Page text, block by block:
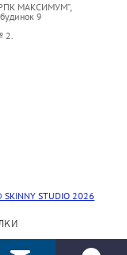
МАКСИМУМ”,
9
2.
SKINNY STUDIO 2026